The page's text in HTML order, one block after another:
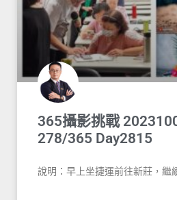
365攝影挑戰
278/365 Day2815
說明：早上坐捷運前往新莊，繼